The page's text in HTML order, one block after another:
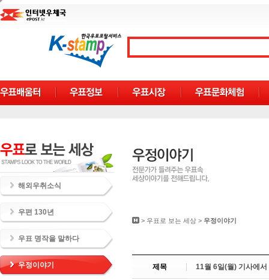
해외우취소식
우편 130년
우표 명작을 말하다
우정이야기
> 우표로 보는 세상 > 우정이야기
제목 11월 6일(월) 기사에